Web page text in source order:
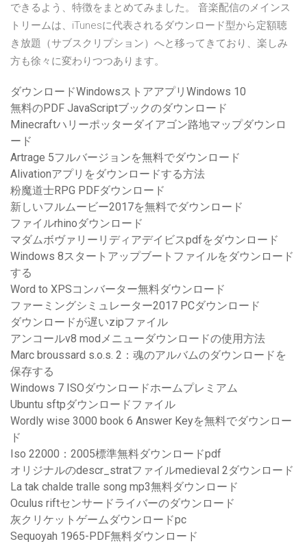
できるよう、特徴をまとめてみました。 音楽配信のメインス
トリームは、iTunesに代表されるダウンロード型から定額聴
き放題（サブスクリプション）へと移ってきており、楽しみ
方も徐々に変わりつつあります。
ダウンロードWindowsストアアプリWindows 10
無料のPDF JavaScriptブックのダウンロード
Minecraftハリーポッターダイアゴン路地マップダウンロ
ード
Artrage 5フルバージョンを無料でダウンロード
Alivationアプリをダウンロードする方法
粉魔道士RPG PDFダウンロード
新しいフルムービー2017を無料でダウンロード
ファイルrhinoダウンロード
マダムボヴァリーリディアデイビスpdfをダウンロード
Windows 8スタートアップブートファイルをダウンロード
する
Word to XPSコンバーター無料ダウンロード
ファーミングシミュレーター2017 PCダウンロード
ダウンロードが遅いzipファイル
アンコールv8 modメニューダウンロードの使用方法
Marc broussard s.o.s. 2：魂のアルバムのダウンロードを
保存する
Windows 7 ISOダウンロードホームプレミアム
Ubuntu sftpダウンロードファイル
Wordly wise 3000 book 6 Answer Keyを無料でダウンロー
ド
Iso 22000：2005標準無料ダウンロードpdf
オリジナルのdescr_stratファイルmedieval 2ダウンロード
La tak chalde tralle song mp3無料ダウンロード
Oculus riftセンサードライバーのダウンロード
灰クリケットゲームダウンロードpc
Sequoyah 1965-PDF無料ダウンロード